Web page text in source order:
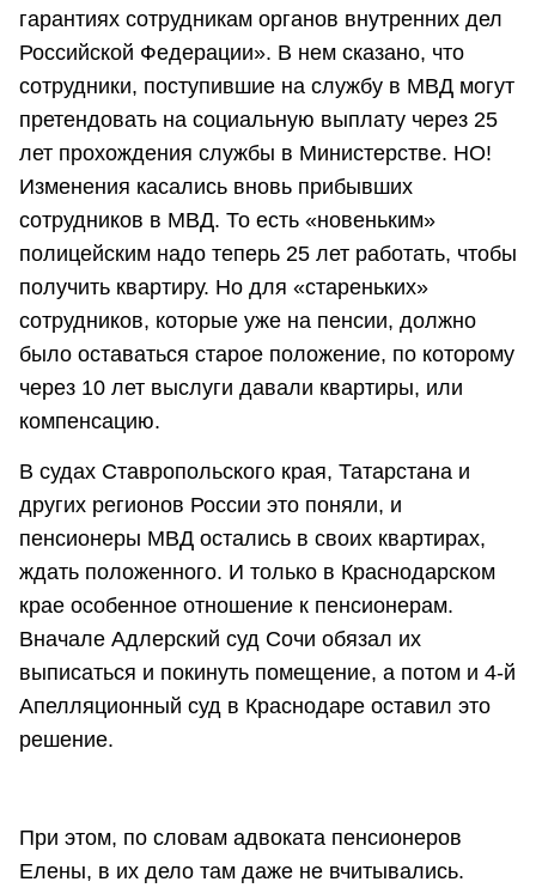
гарантиях сотрудникам органов внутренних дел
Российской Федерации». В нем сказано, что
сотрудники, поступившие на службу в МВД могут
претендовать на социальную выплату через 25
лет прохождения службы в Министерстве. НО!
Изменения касались вновь прибывших
сотрудников в МВД. То есть «новеньким»
полицейским надо теперь 25 лет работать, чтобы
получить квартиру. Но для «стареньких»
сотрудников, которые уже на пенсии, должно
было оставаться старое положение, по которому
через 10 лет выслуги давали квартиры, или
компенсацию.
В судах Ставропольского края, Татарстана и
других регионов России это поняли, и
пенсионеры МВД остались в своих квартирах,
ждать положенного. И только в Краснодарском
крае особенное отношение к пенсионерам.
Вначале Адлерский суд Сочи обязал их
выписаться и покинуть помещение, а потом и 4-й
Апелляционный суд в Краснодаре оставил это
решение.
При этом, по словам адвоката пенсионеров
Елены, в их дело там даже не вчитывались.